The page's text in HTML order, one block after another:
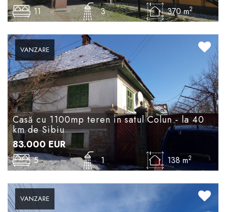
11 3 370 m2
VANZARE
Casă cu 1100mp teren in satul Colun - la 40
km de Sibiu
83.000EUR
5 1 138 m2
VANZARE